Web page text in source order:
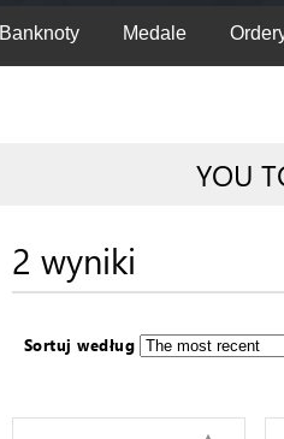
Banknoty Medale
YOU
2 wyniki
Sortuj według